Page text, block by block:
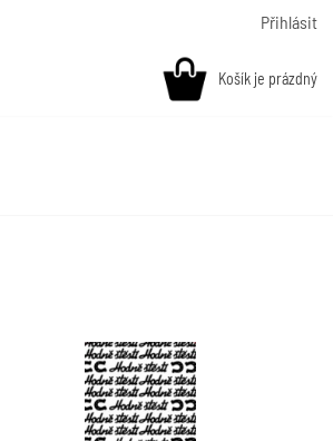
Přihlásit
Košík je prázdný